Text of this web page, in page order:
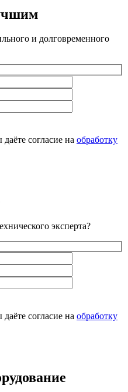
и долговременного
согласие на обработку
эксперта?
согласие на обработку